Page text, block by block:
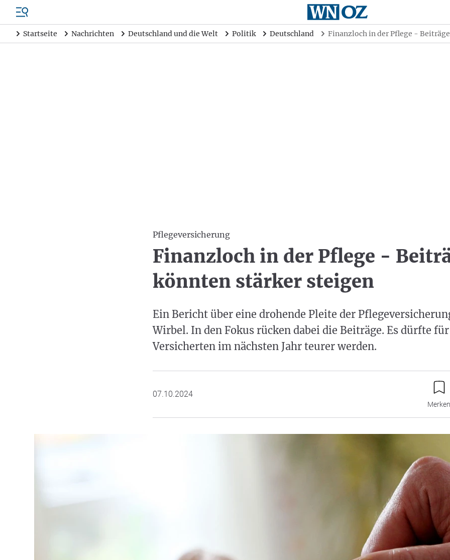
Startseite Nachrichten Deutschland und die Welt Politik Deutschland Finanzloch in der Pflege -
Pflegeversicherung
Finanzloch in der Pflege -
könnten stärker steigen
Ein Bericht über eine drohende Pleite der
Wirbel. In den Fokus rücken dabei die Beiträge. Es dürfte
Versicherten im nächsten Jahr teurer werden.
07.10.2024
Merken